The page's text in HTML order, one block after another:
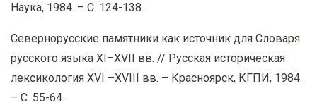
Наука, 1984. – С. 124-138.
Севернорусские памятники как источник для Словаря
русского языка XI–XVII вв. // Русская историческая
лексикология XVI –XVIII вв. – Красноярск, КГПИ, 1984.
– С. 55-64.